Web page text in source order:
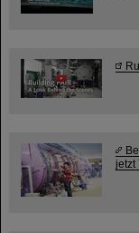
jetzt